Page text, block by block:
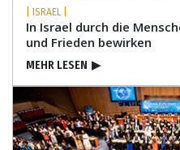
| ISRAEL |
In Israel durch die
und Frieden bewirken
MEHR LESEN ▶